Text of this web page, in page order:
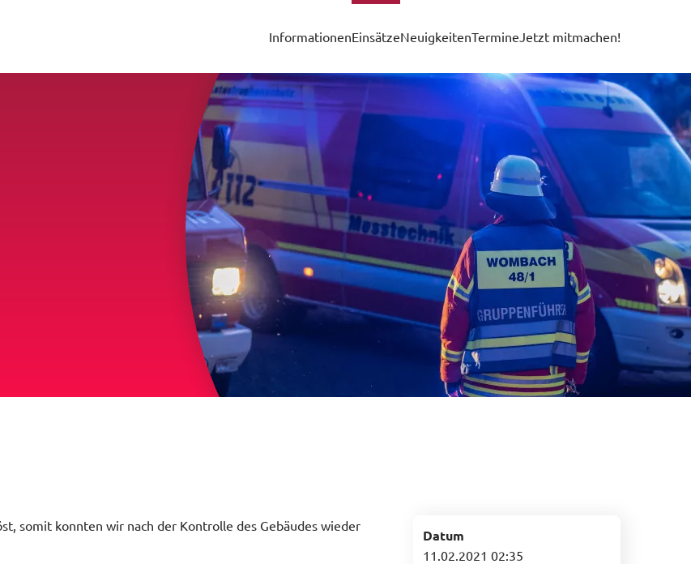
InformationenEinsätzeNeuigkeitenTermine Jetzt mitmachen!
somit konnten wir nach der Kontrolle des Gebäudes wieder
Datum
11.02.2021 02:35